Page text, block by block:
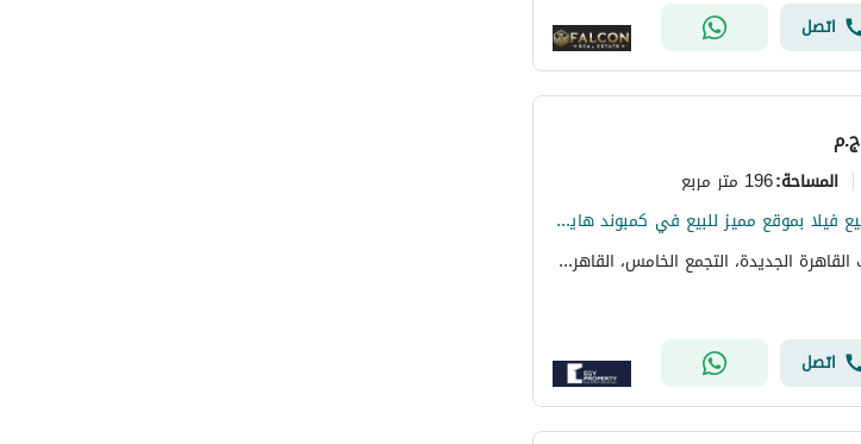
اتصل
ج.م
المساحة:196 متر مربع
بسعر خاص لسرعة البيع فيلا بموقع مميز للبيع في كمبوند هايد بارك التجمع - القاهرة الجديدة
كومباوند هايد بارك القاهرة الجديدة، التجمع الخامس، القاهرة الجديدة، القاهرة
اتصل